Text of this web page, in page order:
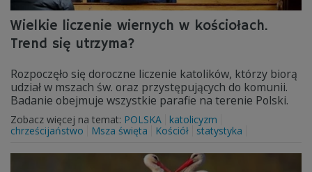
Wielkie liczenie wiernych w kościołach.
Trend się utrzyma?
Rozpoczęło się doroczne liczenie katolików, którzy biorą
udział w mszach św. oraz przystępujących do komunii.
Badanie obejmuje wszystkie parafie na terenie Polski.
Zobacz więcej na temat: POLSKA
katolicyzm
chrześcijaństwo
Msza święta Kościół statystyka